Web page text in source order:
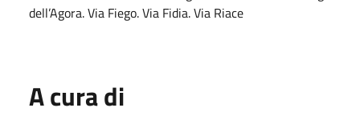
dell’Agora. Via Fiego. Via Fidia. Via Riace
A cura di